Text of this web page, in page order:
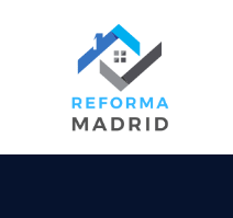
contenido